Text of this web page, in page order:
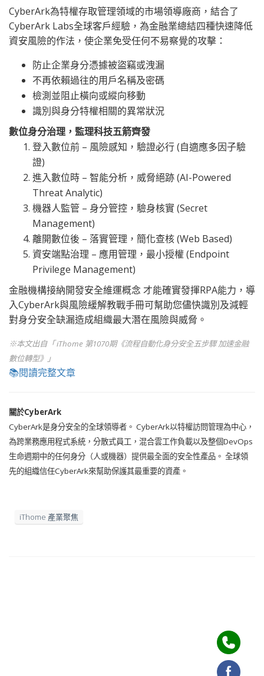
CyberArk為特權存取管理領域的市場領導廠商，結合了
CyberArk Labs全球客戶經驗，為金融業總結四種快速降低
資安風險的作法，使企業免受任何不易察覺的攻擊：
防止企業身分憑據被盜竊或洩漏
不再依賴過往的用戶名稱及密碼
檢測並阻止橫向或縱向移動
識別與身分特權相關的異常狀況​
數位身分治理，監理科技五箭齊發
登入數位前 – 風險感知，驗證必行 (自適應多因子驗
證)
進入數位時 – 智能分析，威脅絕跡 (AI-Powered
Threat Analytic)
機器人監管 – 身分管控，驗身核實 (Secret
Management)
離開數位後 – 落實管理，簡化查核 (Web Based)
資安端點治理 – 應用管理，最小授權 (Endpoint
Privilege Management)
金融機構接納開發安全維運概念 才能確實發揮RPA能力，導
入CyberArk與風險緩解教戰手冊可幫助您儘快識別及減輕
對身分安全缺漏造成組織最大潛在風險與威脅。
※本文出自「 iThome 第1070期《流程自動化身分安全五步驟 加速金融
數位轉型》」
📚閱讀完整文章
關於CyberArk
CyberArk是身分安全的全球領導者。 CyberArk以特權訪問管理為中心，
為跨業務應用程式系統， 分散式員工， 混合雲工作負載以及整個DevOps
生命週期中的任何身分（人或機器）提供最全面的安全性產品。 全球領
先的組織信任CyberArk來幫助保護其最重要的資產。
iThome 產業聚焦